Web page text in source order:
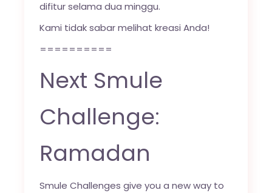
difitur selama dua minggu.
Kami tidak sabar melihat kreasi Anda!
==========
Next Smule
Challenge:
Ramadan
Smule Challenges give you a new way to